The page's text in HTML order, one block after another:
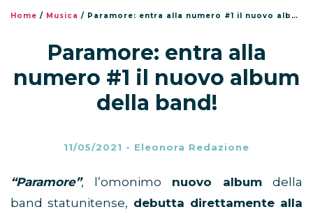
Home / Musica / Paramore: entra alla numero #1 il nuovo album della band!
Paramore: entra alla
numero #1 il nuovo album
della band!
11/05/2021 - Eleonora Redazione
“Paramore”, l’omonimo nuovo album della
band statunitense, debutta direttamente alla